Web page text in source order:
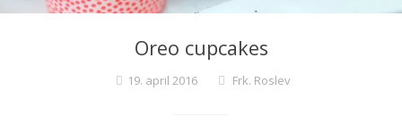
Oreo cupcakes
19. april 2016 Frk. Roslev